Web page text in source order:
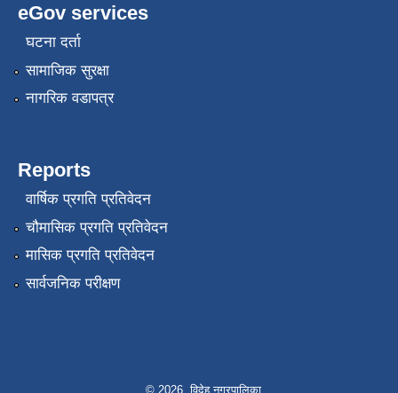
eGov services
घटना दर्ता
सामाजिक सुरक्षा
नागरिक वडापत्र
Reports
वार्षिक प्रगति प्रतिवेदन
चौमासिक प्रगति प्रतिवेदन
मासिक प्रगति प्रतिवेदन
सार्वजनिक परीक्षण
© 2026 विदेह नगरपालिका